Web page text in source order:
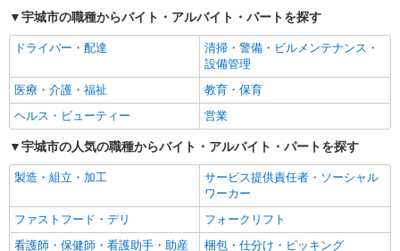
産休・育休取得実績あり
宇城市の職種からバイト・アルバイト・パートを探す
ドライバー・配達
清掃・警備・ビルメンテナンス・
設備管理
医療・介護・福祉
教育・保育
ヘルス・ビューティー
営業
宇城市の人気の職種からバイト・アルバイト・パートを探す
製造・組立・加工
サービス提供責任者・ソーシャル
ワーカー
ファストフード・デリ
フォークリフト
看護師・保健師・看護助手・助産
梱包・仕分け・ピッキング